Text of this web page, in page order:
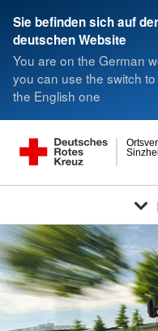
Sie befinden sich auf der
deutschen Website
You are on the German
you can use the switch
the English one